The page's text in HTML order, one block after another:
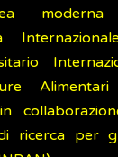
Alimentari
ricerca per